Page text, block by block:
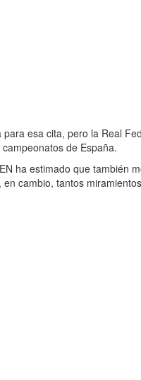
para esa cita, pero la Real
de España.
ha estimado que también
cambio, tantos